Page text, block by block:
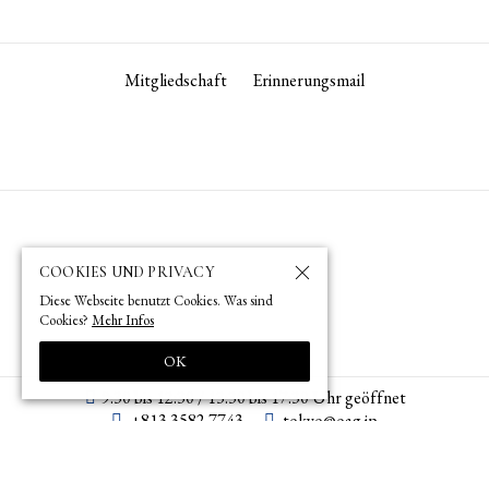
Mitgliedschaft Erinnerungsmail
9:30 bis 12:30 / 13:30 bis 17:30 Uhr geöffnet
+813 3582 7743
tokyo­@­oag­.­jp
COOKIES UND PRIVACY
Diese Webseite benutzt Cookies. Was sind
Cookies? Mehr Infos
OK